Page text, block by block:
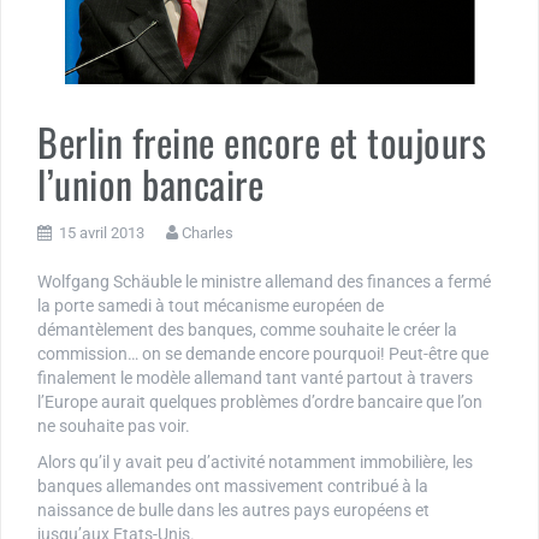
Berlin freine encore et toujours
l’union bancaire
15 avril 2013 Charles
Wolfgang Schäuble le ministre allemand des finances a fermé
la porte samedi à tout mécanisme européen de
démantèlement des banques, comme souhaite le créer la
commission… on se demande encore pourquoi! Peut-être que
finalement le modèle allemand tant vanté partout à travers
l’Europe aurait quelques problèmes d’ordre bancaire que l’on
ne souhaite pas voir.
Alors qu’il y avait peu d’activité notamment immobilière, les
banques allemandes ont massivement contribué à la
naissance de bulle dans les autres pays européens et
jusqu’aux Etats-Unis.